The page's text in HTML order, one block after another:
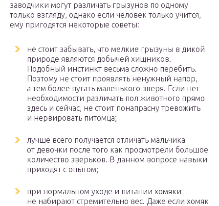
заводчики могут различать грызунов по одному
только взгляду, однако если человек только учится,
ему пригодятся некоторые советы:
не стоит забывать, что мелкие грызуны в дикой
природе являются добычей хищников.
Подобный инстинкт весьма сложно перебить.
Поэтому не стоит проявлять ненужный напор,
а тем более пугать маленького зверя. Если нет
необходимости различать пол животного прямо
здесь и сейчас, не стоит понапрасну тревожить
и нервировать питомца;
лучше всего получается отличать мальчика
от девочки после того как просмотрели большое
количество зверьков. В данном вопросе навыки
приходят с опытом;
при нормальном уходе и питании хомяки
не набирают стремительно вес. Даже если хомяк